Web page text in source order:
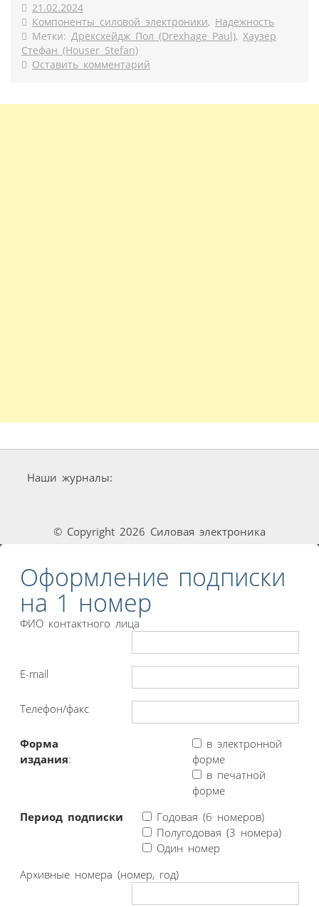
21.02.2024
Компоненты силовой электроники, Надежность
Метки: Дрексхейдж Пол (Drexhage Paul), Хаузер
Стефан (Houser Stefan)
Оставить комментарий
Наши журналы:
© Copyright 2026 Силовая электроника
Оформление подписки
на 1 номер
ФИО контактного лица
E-mail
Телефон/факс
Форма
издания:
в электронной
форме
в печатной
форме
Период подписки
Годовая (6 номеров)
Полугодовая (3 номера)
Один номер
Архивные номера (номер, год)